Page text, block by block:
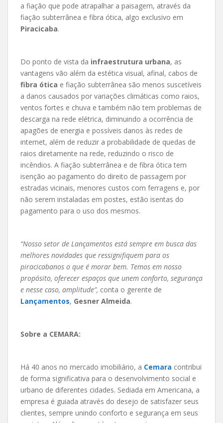
a fiação que pode atrapalhar a paisagem, através da
fiação subterrânea e fibra ótica, algo exclusivo em
Piracicaba.
Do ponto de vista da infraestrutura urbana, as
vantagens vão além da estética visual, afinal, cabos de
fibra ótica e fiação subterrânea são menos suscetíveis
a danos causados por variações climáticas como raios,
ventos fortes e chuva e também não tem problemas de
descarga na rede elétrica, diminuindo a ocorrência de
apagões de energia e possíveis danos às redes de
internet, além de reduzir a probabilidade de quedas de
raios diretamente na rede, reduzindo o risco de
incêndios. A fiação subterrânea e de fibra ótica tem
isenção ao pagamento do direito de passagem por
estradas vicinais, menores custos com ferragens e, por
não serem instaladas em postes, estão isentas do
pagamento para o uso dos mesmos.
“Nosso setor de Lançamentos está sempre em busca das
melhores novidades que ressignifiquem para os
piracicabanos o que é morar bem. Temos em nosso
propósito, oferecer espaços que unem conforto, segurança
e nesse caso, amplitude”, conta o gerente de
Lançamentos, Gesner Almeida.
Sobre a CEMARA:
Há 40 anos no mercado imobiliário, a Cemara contribui
de forma significativa para o desenvolvimento social e
urbano de diferentes cidades. Sediada em Americana, a
empresa é guiada através do desejo de satisfazer seus
clientes, sempre unindo conforto e segurança em seus